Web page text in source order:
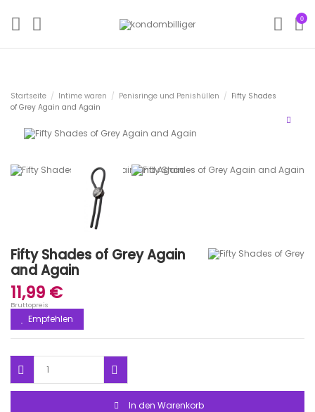
0
Startseite Intime waren Penisringe und Penishüllen
Fifty Shades
of Grey Again and Again
Fifty Shades of Grey Again
and Again
11,99 €
Bruttopreis
Empfehlen
In den Warenkorb